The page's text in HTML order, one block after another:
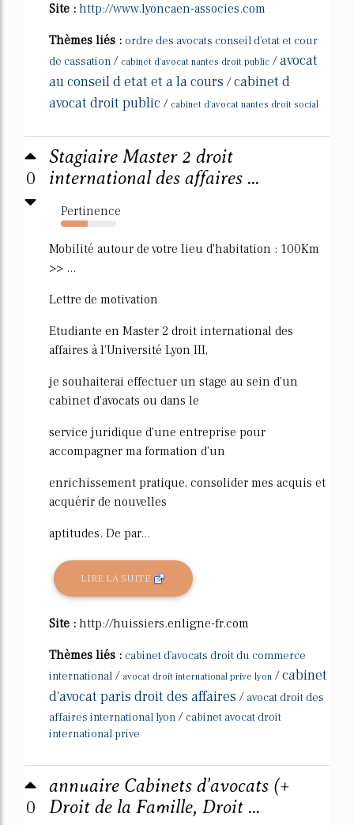
Site : http://www.lyoncaen-associes.com
Thèmes liés : ordre des avocats conseil d'etat et cour
de cassation / cabinet d'avocat nantes droit public /avocat
au conseil d etat et a la cours /cabinet d
avocat droit public / cabinet d'avocat nantes droit social
0
Stagiaire Master 2 droit
international des affaires ...
Pertinence
48%
Mobilité autour de votre lieu d'habitation : 100Km
>> ...
Lettre de motivation
Etudiante en Master 2 droit international des
affaires à l'Université Lyon III,
je souhaiterai effectuer un stage au sein d'un
cabinet d'avocats ou dans le
service juridique d'une entreprise pour
accompagner ma formation d'un
enrichissement pratique, consolider mes acquis et
acquérir de nouvelles
aptitudes. De par...
LIRE LA SUITE
Site : http://huissiers.enligne-fr.com
Thèmes liés : cabinet d'avocats droit du commerce
international / avocat droit international prive lyon /cabinet
d'avocat paris droit des affaires / avocat droit des
affaires international lyon / cabinet avocat droit
international prive
0
annuaire Cabinets d'avocats (+
Droit de la Famille, Droit ...